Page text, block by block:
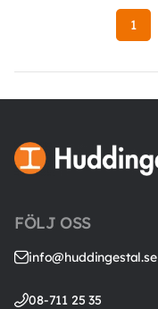
1
FÖLJ OSS
info@huddingestal.se
08-711 25 35